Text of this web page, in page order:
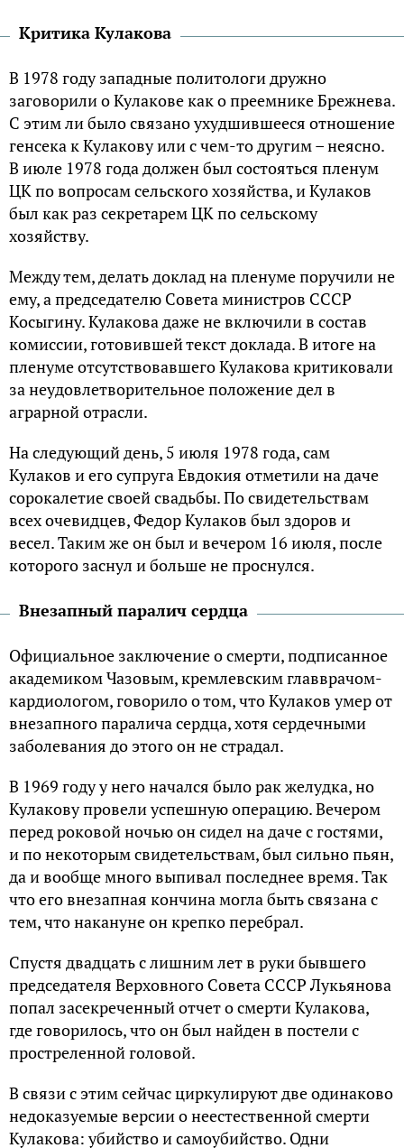
Критика Кулакова
В 1978 году западные политологи дружно
заговорили о Кулакове как о преемнике Брежнева.
С этим ли было связано ухудшившееся отношение
генсека к Кулакову или с чем-то другим – неясно.
В июле 1978 года должен был состояться пленум
ЦК по вопросам сельского хозяйства, и Кулаков
был как раз секретарем ЦК по сельскому
хозяйству.
Между тем, делать доклад на пленуме поручили не
ему, а председателю Совета министров СССР
Косыгину. Кулакова даже не включили в состав
комиссии, готовившей текст доклада. В итоге на
пленуме отсутствовавшего Кулакова критиковали
за неудовлетворительное положение дел в
аграрной отрасли.
На следующий день, 5 июля 1978 года, сам
Кулаков и его супруга Евдокия отметили на даче
сорокалетие своей свадьбы. По свидетельствам
всех очевидцев, Федор Кулаков был здоров и
весел. Таким же он был и вечером 16 июля, после
которого заснул и больше не проснулся.
Внезапный паралич сердца
Официальное заключение о смерти, подписанное
академиком Чазовым, кремлевским главврачом-
кардиологом, говорило о том, что Кулаков умер от
внезапного паралича сердца, хотя сердечными
заболевания до этого он не страдал.
В 1969 году у него начался было рак желудка, но
Кулакову провели успешную операцию. Вечером
перед роковой ночью он сидел на даче с гостями,
и по некоторым свидетельствам, был сильно пьян,
да и вообще много выпивал последнее время. Так
что его внезапная кончина могла быть связана с
тем, что накануне он крепко перебрал.
Спустя двадцать с лишним лет в руки бывшего
председателя Верховного Совета СССР Лукьянова
попал засекреченный отчет о смерти Кулакова,
где говорилось, что он был найден в постели с
простреленной головой.
В связи с этим сейчас циркулируют две одинаково
недоказуемые версии о неестественной смерти
Кулакова: убийство и самоубийство. Одни